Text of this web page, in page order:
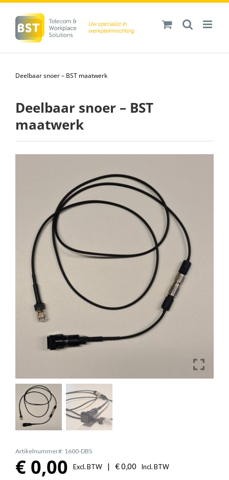
inhoud
Deelbaar snoer – BST maatwerk
Deelbaar snoer – BST
maatwerk
Artikelnummer#: 1600-DBS
€ 0,00 Excl. BTW | €0,00 Incl. BTW